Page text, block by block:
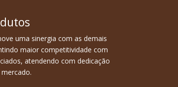
uma sinergia com as demais
maior competitividade com
atendendo com dedicação